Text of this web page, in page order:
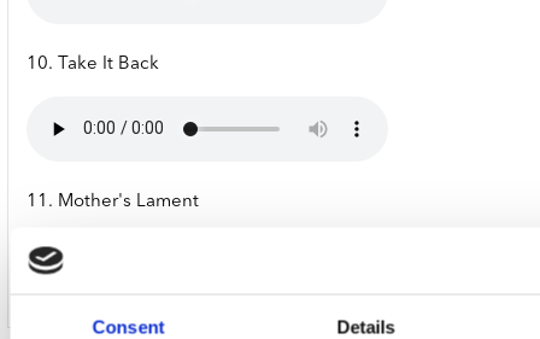
Consent Details
10. Take It Back
11. Mother's Lament